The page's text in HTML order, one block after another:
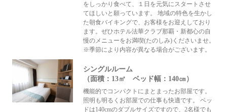
をしっかり食べて、１日を元気にスタートさせ
てほしいと願っています。 地域の特色を生かし
た朝食バイキングで、お客様をお迎えしており
ます。ぜひホテル法華クラブ那覇・新都心の自
慢のメニューをお満喫(たのしみ)くださいませ。
※季節により内容が異なる場合がございます。
シングルルーム
（面積：13㎡ ベッド幅：140㎝）
機能的でコンパクトにまとまったお部屋です。
照明も明るくお部屋での仕事も快適です。 ベッ
ドは140cmのダブルサイズですので、2名様でも